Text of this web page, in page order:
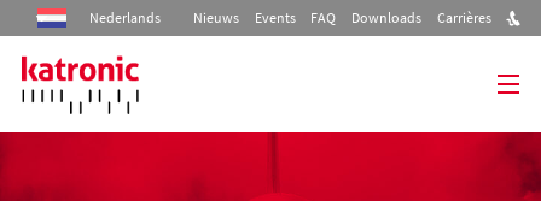
Nederlands Nieuws Events FAQ Downloads Carrières